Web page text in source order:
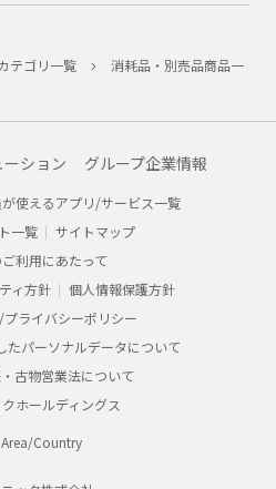
テゴリ一覧
消耗品・別売品商品一
ション グループ企業情報
使えるアプリ/サービス一覧
一覧
サイトマップ
利用にあたって
ィ方針
個人情報保護方針
ライバシーポリシー
たパーソナルデータについて
古物営業法について
ホールディングス
Area/Country